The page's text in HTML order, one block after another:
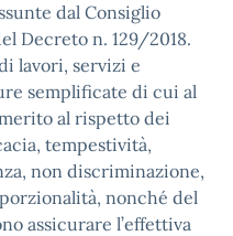
dal Consiglio
Decreto n. 129/2018.
lavori, servizi e
semplificate di cui al
al rispetto dei
tempestività,
non discriminazione,
nonché del
assicurare l’effettiva